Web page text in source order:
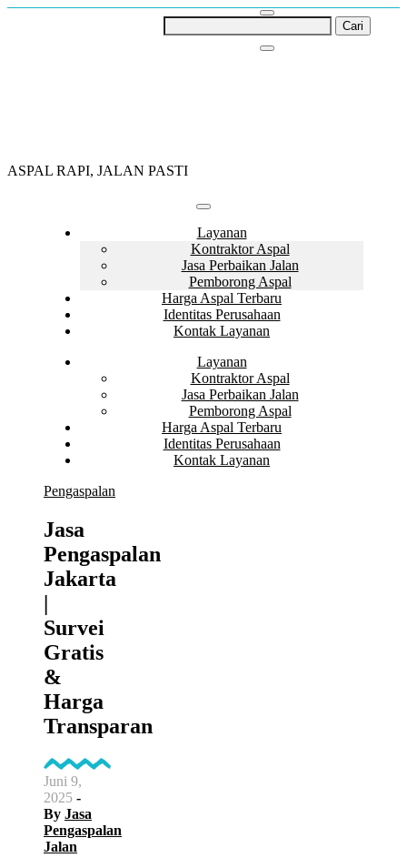
ASPAL RAPI, JALAN PASTI
Layanan
Kontraktor Aspal
Jasa Perbaikan Jalan
Pemborong Aspal
Harga Aspal Terbaru
Identitas Perusahaan
Kontak Layanan
Layanan
Kontraktor Aspal
Jasa Perbaikan Jalan
Pemborong Aspal
Harga Aspal Terbaru
Identitas Perusahaan
Kontak Layanan
Cari
untuk:
Pengaspalan
Jasa
Pengaspalan
Jakarta
|
Survei
Gratis
&
Harga
Transparan
Juni 9,
2025 -
By Jasa
Pengaspalan
Jalan